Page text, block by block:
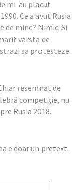
mi-au placut
Ce a avut Rusia
mine? Nimic. Si
varsta de
sa protesteze.
resemnat de
competiție, nu
Rusia 2018.
e doar un pretext.